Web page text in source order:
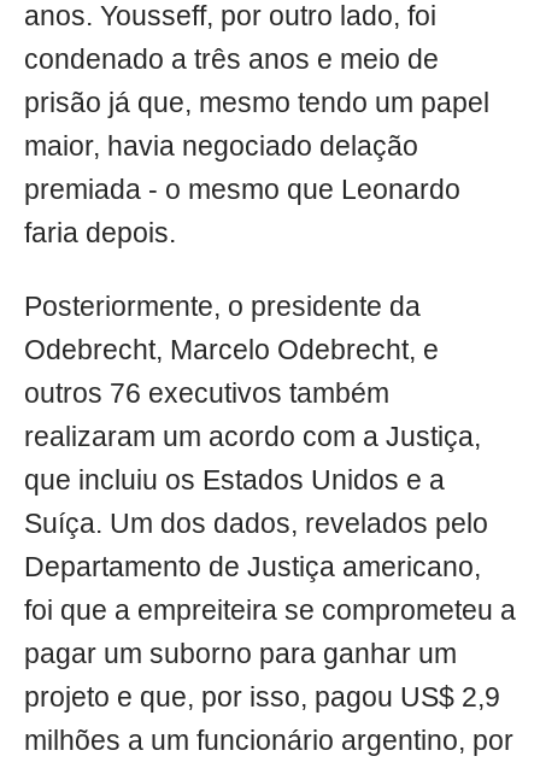
anos. Yousseff, por outro lado, foi
condenado a três anos e meio de
prisão já que, mesmo tendo um papel
maior, havia negociado delação
premiada - o mesmo que Leonardo
faria depois.
Posteriormente, o presidente da
Odebrecht, Marcelo Odebrecht, e
outros 76 executivos também
realizaram um acordo com a Justiça,
que incluiu os Estados Unidos e a
Suíça. Um dos dados, revelados pelo
Departamento de Justiça americano,
foi que a empreiteira se comprometeu a
pagar um suborno para ganhar um
projeto e que, por isso, pagou US$ 2,9
milhões a um funcionário argentino, por